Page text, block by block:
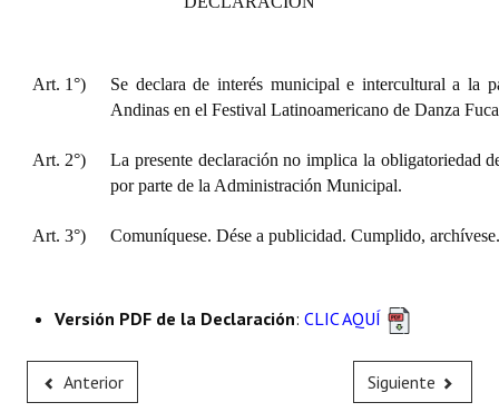
Art. 1°)
Se declara de interés municipal e intercultural a la
Andinas en el Festival Latinoamericano de Danza
Art. 2°)
La presente declaración no implica la obligatoriedad
por parte de la Administración Municipal.
Art. 3°) Comuníquese. Dése a publicidad. Cumplido, archívese.
Versión PDF de la Declaración: CLIC AQUÍ
Anterior Siguiente